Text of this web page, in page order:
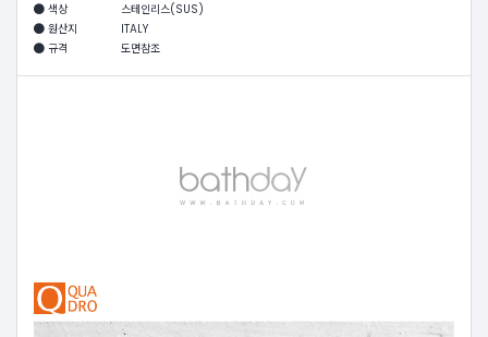
색상
스테인리스(SUS)
원산지
ITALY
규격
도면참조